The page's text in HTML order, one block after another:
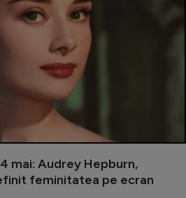
mai: Audrey Hepburn,
feminitatea pe ecran